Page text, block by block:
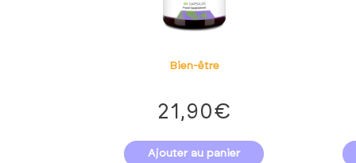
Bien-être
21,90€
Ajouter au panier